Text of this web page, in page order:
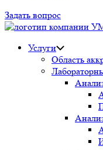
Задать вопрос
Услуги
Область